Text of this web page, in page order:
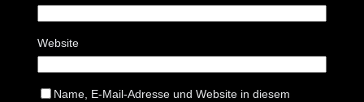
Website
Name, E-Mail-Adresse und Website in diesem